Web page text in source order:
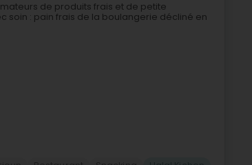
de produits frais et de petite
soin : pain frais de la boulangerie décliné en